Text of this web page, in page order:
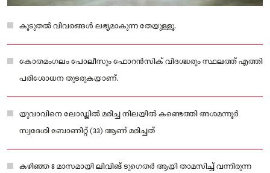
കൂടുതൽ വിവരങ്ങൾ ലഭ്യമാകുന്ന തേയുള്ളൂ.
കോതമംഗലം പോലീസും ഫോറൻസിക് വിദഗ്ദ്ധരും സ്ഥലത്ത് എത്തി
പരിശോധന തുടരുകയാണ്.
യുവാവിനെ ലോഡ്ജിൽ മരിച്ച നിലയിൽ കണ്ടെത്തി അശമന്നൂർ
സ്വദേശി ബോണിറ്റ് (33) ആണ് മരിച്ചത്
കഴിഞ്ഞ 8 മാസമായി ലിവിങ് ടുഗെതർ ആയി താമസിച്ച് വന്നിരുന്ന